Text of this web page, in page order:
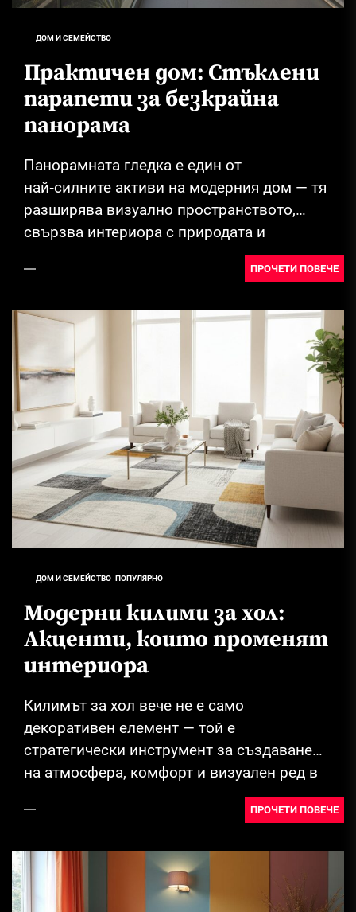
ДОМ И СЕМЕЙСТВО
Практичен дом: Стъклени
парапети за безкрайна
панорама
Панорамната гледка е един от
най‑силните активи на модерния дом — тя
разширява визуално пространството,
свързва интериора с природата и
повишава стойността на имота.
ПРОЧЕТИ ПОВЕЧЕ
ДОМ И СЕМЕЙСТВО ПОПУЛЯРНО
Модерни килими за хол:
Акценти, които променят
интериора
Килимът за хол вече не е само
декоративен елемент — той е
стратегически инструмент за създаване
на атмосфера, комфорт и визуален ред в
ПРОЧЕТИ ПОВЕЧЕ